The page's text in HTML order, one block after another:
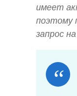
имеет
поэтому
запрос